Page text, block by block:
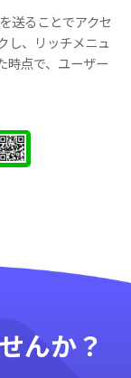
送ることでアクセ
し、リッチメニュ
時点で、ユーザー
んか？